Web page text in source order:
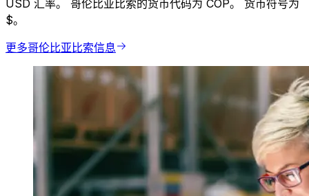
USD 汇率。 哥伦比亚比索的货币代码为 COP。 货币符号为
$。
更多哥伦比亚比索信息